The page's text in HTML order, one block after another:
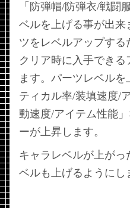
「防弾帽/防弾衣/戦闘
ベルを上げる事が出来
ツをレベルアップす
クリア時に入手できる
ます。パーツレベルを
ティカル率/装填速度/
動速度/アイテム性能
ーが上昇します。
キャラレベルが上がっ
ベルも上げるようにし